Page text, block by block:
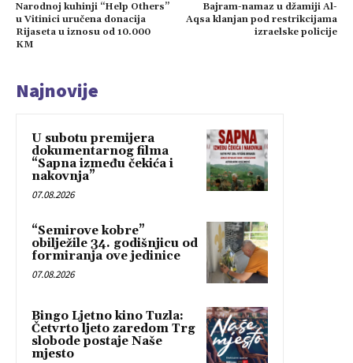
Narodnoj kuhinji “Help Others”
u Vitinici uručena donacija
Rijaseta u iznosu od 10.000
KM
Bajram-namaz u džamiji Al-
Aqsa klanjan pod restrikcijama
izraelske policije
Najnovije
U subotu premijera
dokumentarnog filma
“Sapna između čekića i
nakovnja”
07.08.2026
“Semirove kobre”
obilježile 34. godišnjicu od
formiranja ove jedinice
07.08.2026
Bingo Ljetno kino Tuzla:
Četvrto ljeto zaredom Trg
slobode postaje Naše
mjesto